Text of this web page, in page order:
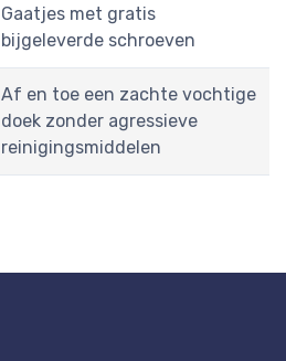
Gaatjes met gratis
bijgeleverde schroeven
Af en toe een zachte vochtige
doek zonder agressieve
reinigingsmiddelen